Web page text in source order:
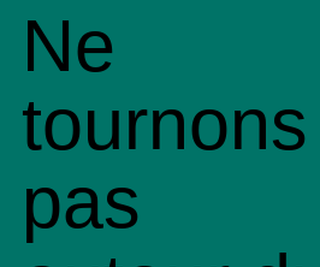
Ne
tournons
pas